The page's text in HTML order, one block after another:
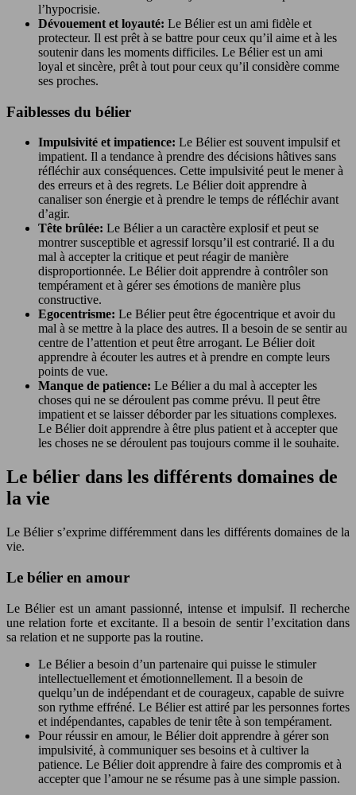
l’hypocrisie.
Dévouement et loyauté: Le Bélier est un ami fidèle et
protecteur. Il est prêt à se battre pour ceux qu’il aime et à les
soutenir dans les moments difficiles. Le Bélier est un ami
loyal et sincère, prêt à tout pour ceux qu’il considère comme
ses proches.
Faiblesses du bélier
Impulsivité et impatience: Le Bélier est souvent impulsif et
impatient. Il a tendance à prendre des décisions hâtives sans
réfléchir aux conséquences. Cette impulsivité peut le mener à
des erreurs et à des regrets. Le Bélier doit apprendre à
canaliser son énergie et à prendre le temps de réfléchir avant
d’agir.
Tête brûlée: Le Bélier a un caractère explosif et peut se
montrer susceptible et agressif lorsqu’il est contrarié. Il a du
mal à accepter la critique et peut réagir de manière
disproportionnée. Le Bélier doit apprendre à contrôler son
tempérament et à gérer ses émotions de manière plus
constructive.
Egocentrisme: Le Bélier peut être égocentrique et avoir du
mal à se mettre à la place des autres. Il a besoin de se sentir au
centre de l’attention et peut être arrogant. Le Bélier doit
apprendre à écouter les autres et à prendre en compte leurs
points de vue.
Manque de patience: Le Bélier a du mal à accepter les
choses qui ne se déroulent pas comme prévu. Il peut être
impatient et se laisser déborder par les situations complexes.
Le Bélier doit apprendre à être plus patient et à accepter que
les choses ne se déroulent pas toujours comme il le souhaite.
Le bélier dans les différents domaines de
la vie
Le Bélier s’exprime différemment dans les différents domaines de la
vie.
Le bélier en amour
Le Bélier est un amant passionné, intense et impulsif. Il recherche
une relation forte et excitante. Il a besoin de sentir l’excitation dans
sa relation et ne supporte pas la routine.
Le Bélier a besoin d’un partenaire qui puisse le stimuler
intellectuellement et émotionnellement. Il a besoin de
quelqu’un de indépendant et de courageux, capable de suivre
son rythme effréné. Le Bélier est attiré par les personnes fortes
et indépendantes, capables de tenir tête à son tempérament.
Pour réussir en amour, le Bélier doit apprendre à gérer son
impulsivité, à communiquer ses besoins et à cultiver la
patience. Le Bélier doit apprendre à faire des compromis et à
accepter que l’amour ne se résume pas à une simple passion.